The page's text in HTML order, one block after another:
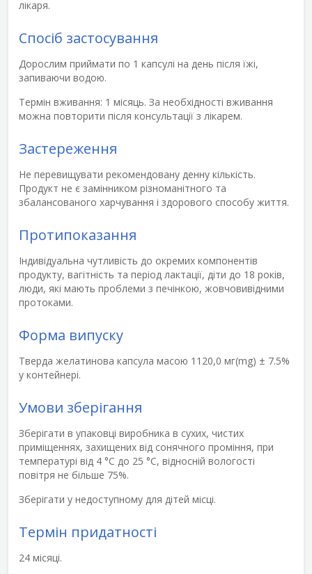
лікаря.
Спосіб застосування
Дорослим приймати по 1 капсулі на день після їжі,
запиваючи водою.
Термін вживання: 1 місяць. За необхідності вживання
можна повторити після консультації з лікарем.
Застереження
Не перевищувати рекомендовану денну кількість.
Продукт не є замінником різноманітного та
збалансованого харчування і здорового способу життя.
Протипоказання
Індивідуальна чутливість до окремих компонентів
продукту, вагітність та період лактації, діти до 18 років,
люди, які мають проблеми з печінкою, жовчовивідними
протоками.
Форма випуску
Тверда желатинова капсула масою 1120,0 мг(mg) ± 7.5%
у контейнері.
Умови зберігання
Зберігати в упаковці виробника в сухих, чистих
приміщеннях, захищених від сонячного проміння, при
температурі від 4 °С до 25 °С, відносній вологості
повітря не більше 75%.
Зберігати у недоступному для дітей місці.
Термін придатності
24 місяці.